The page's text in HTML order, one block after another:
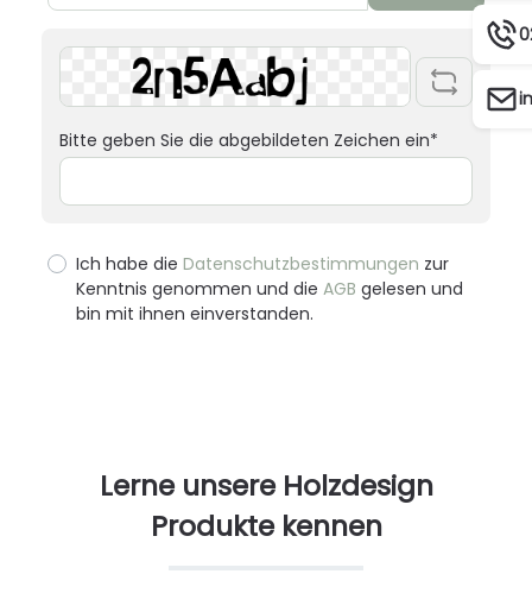
Bitte geben Sie die abgebildeten Zeichen ein*
Ich habe die Datenschutzbestimmungen zur
Kenntnis genommen und die AGB gelesen und
bin mit ihnen einverstanden.
Lerne unsere Holzdesign
Produkte kennen